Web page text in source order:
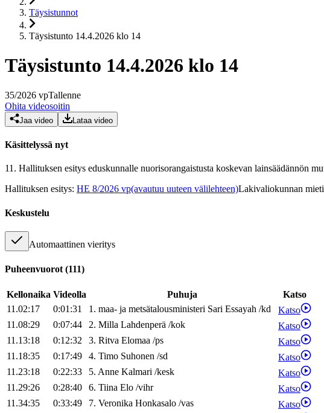
Täysistunnot
Täysistunto 14.4.2026 klo 14
Täysistunto 14.4.2026 klo 14
35/2026 vpTallenne
Ohita videosoitin
Jaa video Lataa video
Käsittelyssä nyt
11. Hallituksen esitys eduskunnalle nuorisorangaistusta koskevan lainsäädännön
Hallituksen esitys: HE 8/2026 vp(avautuu uuteen välilehteen)Lakivaliokunnan
Keskustelu
Automaattinen vieritys
Puheenvuorot (111)
Kellonaika Videolla Puhuja
Katso
11.02:17
0:01:31 1. maa- ja metsätalousministeri Sari Essayah /kd
Katso
11.08:29
0:07:44 2. Milla Lahdenperä /kok
Katso
11.13:18
0:12:32 3. Ritva Elomaa /ps
Katso
11.18:35
0:17:49 4. Timo Suhonen /sd
Katso
11.23:18
0:22:33 5. Anne Kalmari /kesk
Katso
11.29:26
0:28:40 6. Tiina Elo /vihr
Katso
11.34:35
0:33:49 7. Veronika Honkasalo /vas
Katso